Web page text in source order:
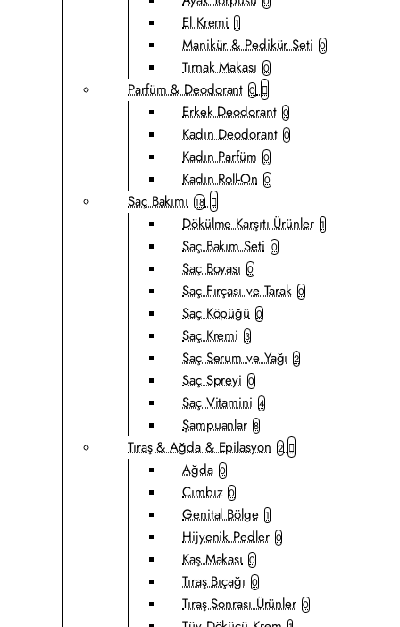
El Kremi 1
Manikür & Pedikür Seti 0
Tırnak Makası 0
Parfüm & Deodorant 0
Erkek Deodorant 0
Kadın Deodorant 0
Kadın Parfüm 0
Kadın Roll-On 0
Saç Bakımı 18
Dökülme Karşıtı Ürünler 1
Saç Bakım Seti 0
Saç Boyası 0
Saç Fırçası ve Tarak 0
Saç Köpüğü 0
Saç Kremi 3
Saç Serum ve Yağı 2
Saç Spreyi 0
Saç Vitamini 4
Şampuanlar 8
Tıraş & Ağda & Epilasyon 2
Ağda 0
Cımbız 0
Genital Bölge 1
Hijyenik Pedler 0
Kaş Makası 0
Tıraş Bıçağı 0
Tıraş Sonrası Ürünler 0